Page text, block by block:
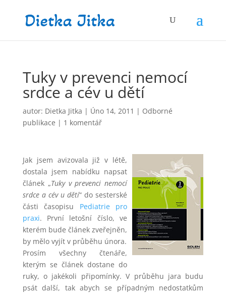
Tuky v prevenci nemocí
srdce a cév u dětí
autor: Dietka Jitka | Úno 14, 2011 | Odborné
publikace | 1 komentář
Jak jsem avizovala již v létě,
dostala jsem nabídku napsat
článek „Tuky v prevenci nemocí
srdce a cév u dětí“ do sesterské
části časopisu Pediatrie pro
praxi. První letošní číslo, ve
kterém bude článek zveřejněn,
by mělo vyjít v průběhu února.
Prosím všechny čtenáře,
kterým se článek dostane do
ruky, o jakékoli připomínky. V průběhu jara budu
psát další, tak abych se případným nedostatkům